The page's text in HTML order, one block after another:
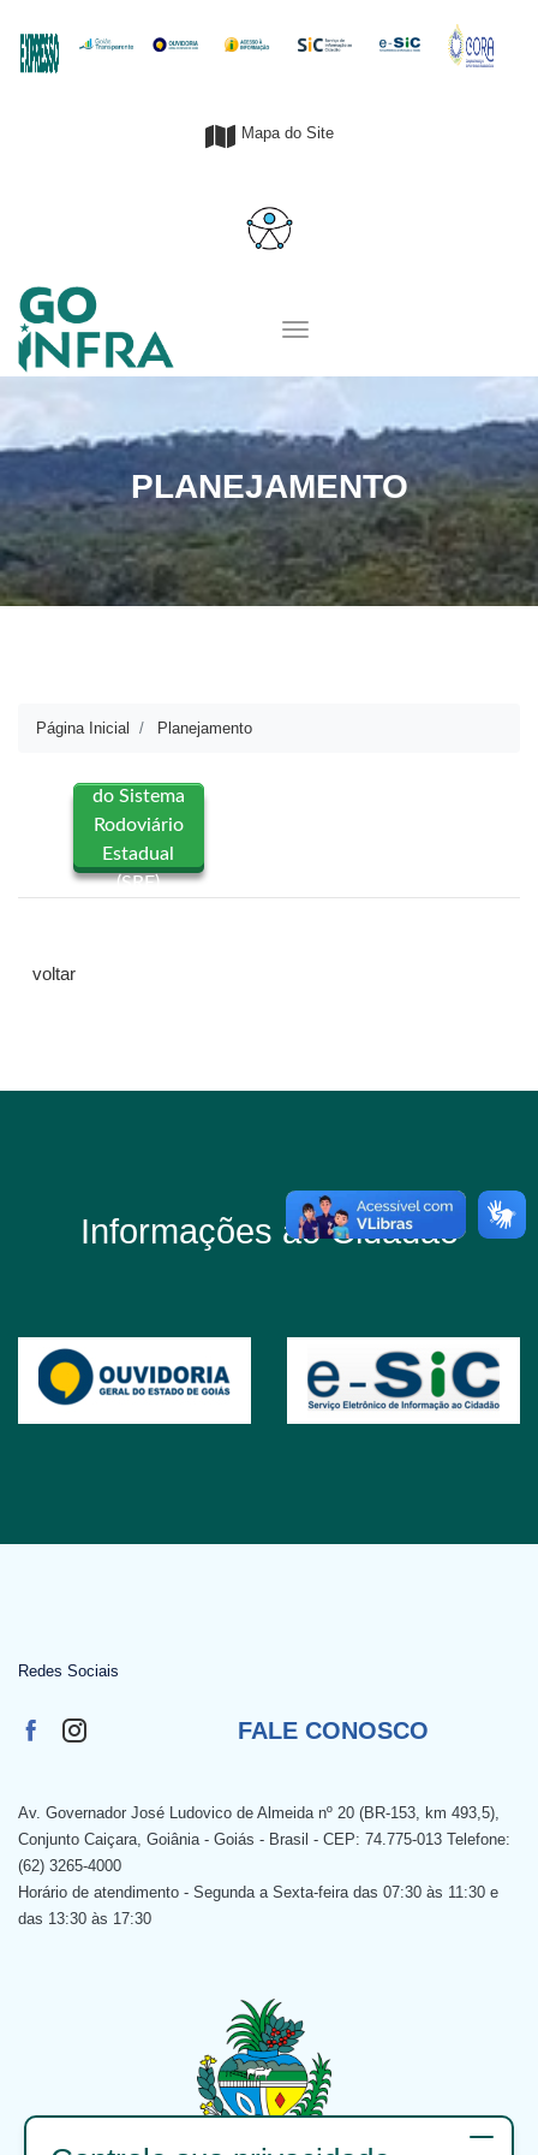
Mapa do Site
PLANEJAMENTO
Página Inicial Planejamento
do Sistema
Rodoviário
Estadual
(SRE)
voltar
Informações ao Cidadão
Redes Sociais
FALE CONOSCO
Av. Governador José Ludovico de Almeida nº 20 (BR-153, km 493,5),
Conjunto Caiçara, Goiânia - Goiás - Brasil - CEP: 74.775-013 Telefone:
(62) 3265-4000
Horário de atendimento - Segunda a Sexta-feira das 07:30 às 11:30 e
das 13:30 às 17:30